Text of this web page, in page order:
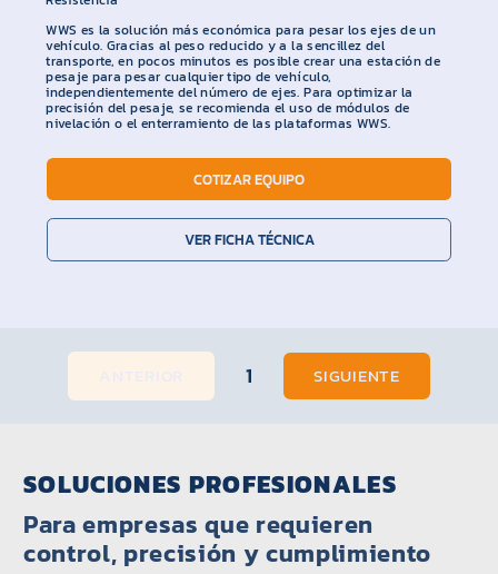
WWS es la solución más económica para pesar los ejes de un
vehículo. Gracias al peso reducido y a la sencillez del
transporte, en pocos minutos es posible crear una estación de
pesaje para pesar cualquier tipo de vehículo,
independientemente del número de ejes. Para optimizar la
precisión del pesaje, se recomienda el uso de módulos de
nivelación o el enterramiento de las plataformas WWS.
COTIZAR EQUIPO
VER FICHA TÉCNICA
1Página
SIGUIENTE
SOLUCIONES PROFESIONALES
Para empresas que requieren
control, precisión y cumplimiento